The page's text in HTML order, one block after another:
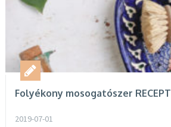
Folyékony mosogatószer RECEPT
2019-07-01